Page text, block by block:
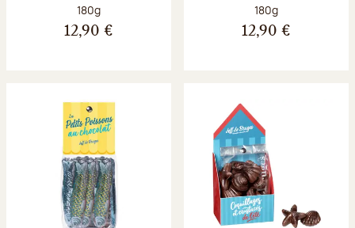
Poids net :
180g
12,90 €
Poids net :
180g
12,90 €